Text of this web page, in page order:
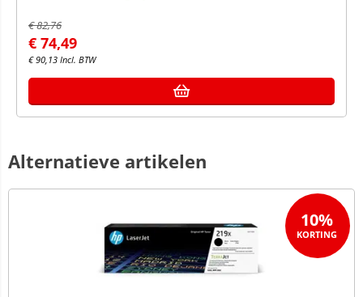
€82,76
€ 74,49
€90,13 Incl. BTW
Alternatieve artikelen
10%